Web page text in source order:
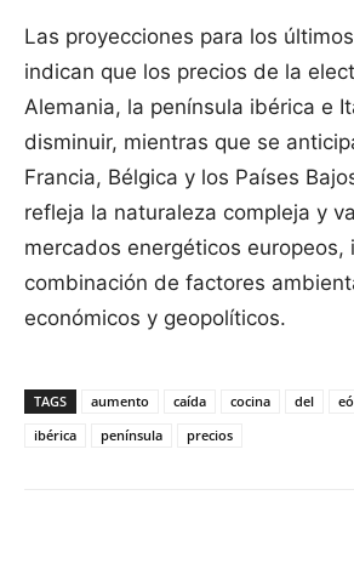
Las proyecciones para los
indican que los precios de la
Alemania, la península ibérica e
disminuir, mientras que se
Francia, Bélgica y los Países
refleja la naturaleza compleja y
mercados energéticos europeos,
combinación de factores
económicos y geopolíticos.
TAGS aumento caída cocina del
ibérica
península precios